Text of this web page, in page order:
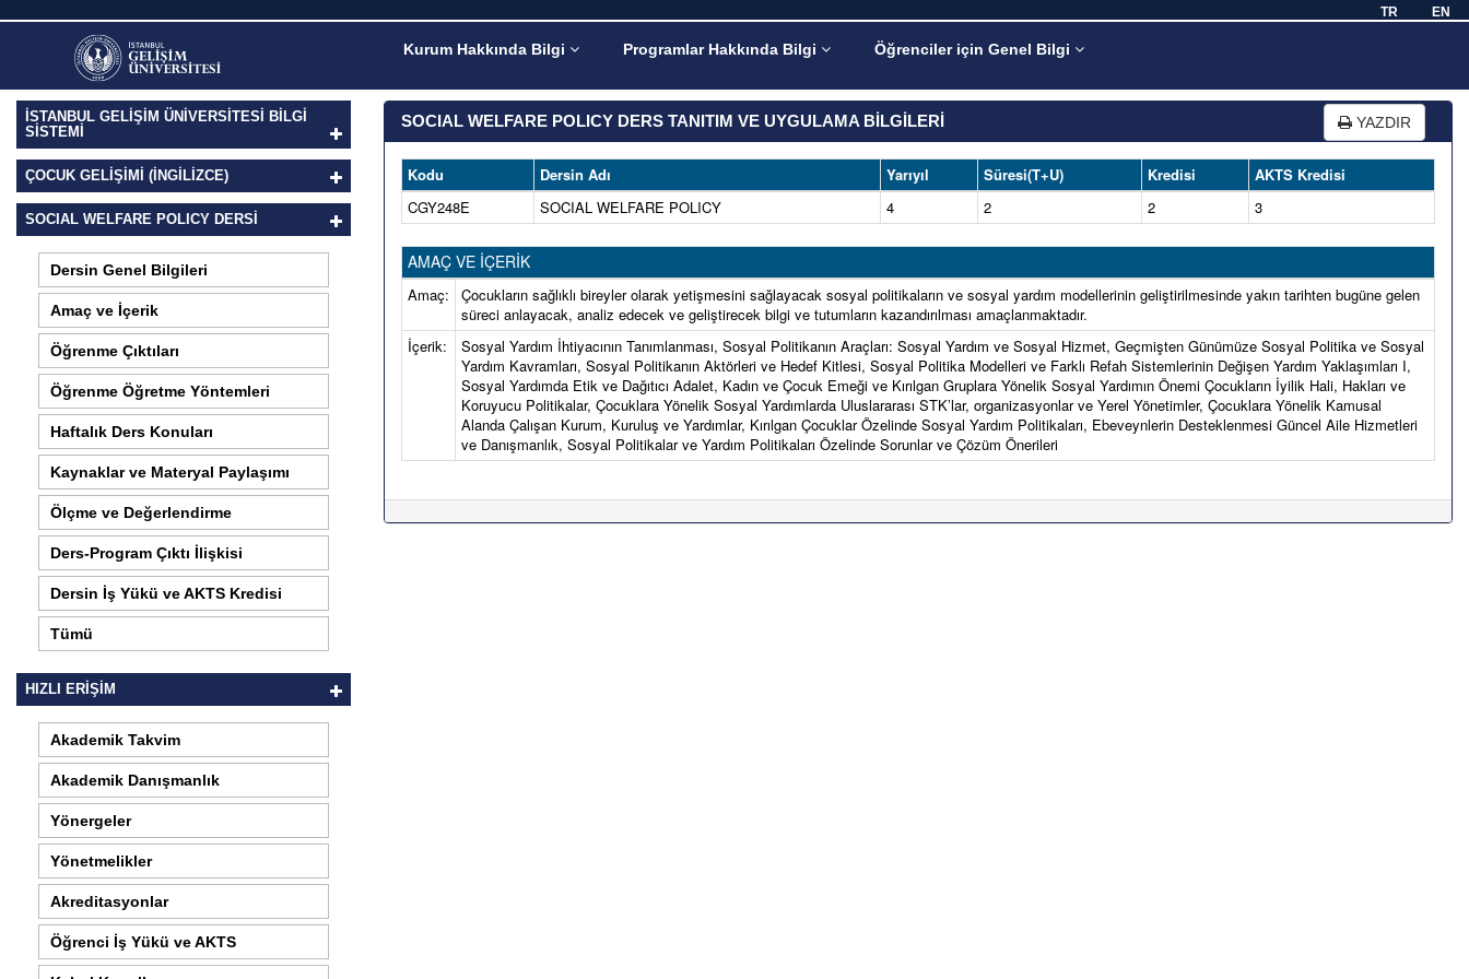
TR EN
Kurum Hakkında Bilgi Programlar Hakkında Bilgi Öğrenciler için Genel Bilgi
YAZDIR
İSTANBUL GELİŞİM ÜNİVERSİTESİ BİLGİ
SİSTEMİ
ÇOCUK GELIŞIMI (İNGILIZCE)
SOCIAL WELFARE POLICY DERSI
Dersin Genel Bilgileri
Amaç ve İçerik
Öğrenme Çıktıları
Öğrenme Öğretme Yöntemleri
Haftalık Ders Konuları
Kaynaklar ve Materyal Paylaşımı
Ölçme ve Değerlendirme
Ders-Program Çıktı İlişkisi
Dersin İş Yükü ve AKTS Kredisi
Tümü
HIZLI ERİŞİM
Akademik Takvim
Akademik Danışmanlık
Yönergeler
Yönetmelikler
Akreditasyonlar
Öğrenci İş Yükü ve AKTS
SOCIAL WELFARE POLICY DERS TANITIM VE UYGULAMA BİLGİLERİ
Kodu Dersin Adı Yarıyıl Süresi(T+U) Kredisi
AKTS Kredisi
CGY248E
SOCIAL WELFARE POLICY 4 2 2 3
AMAÇ VE İÇERİK
Amaç:
Çocukların sağlıklı bireyler olarak yetişmesini sağlayacak sosyal politikaların ve sosyal yardım modellerinin geliştirilmesinde yakın tarihten bugüne gelen
süreci anlayacak, analiz edecek ve geliştirecek bilgi ve tutumların kazandırılması amaçlanmaktadır.
İçerik:
Sosyal Yardım İhtiyacının Tanımlanması, Sosyal Politikanın Araçları: Sosyal Yardım ve Sosyal Hizmet, Geçmişten Günümüze Sosyal Politika ve Sosyal
Yardım Kavramları, Sosyal Politikanın Aktörleri ve Hedef Kitlesi, Sosyal Politika Modelleri ve Farklı Refah Sistemlerinin Değişen Yardım Yaklaşımları I,
Sosyal Yardımda Etik ve Dağıtıcı Adalet, Kadın ve Çocuk Emeği ve Kırılgan Gruplara Yönelik Sosyal Yardımın Önemi Çocukların İyilik Hali, Hakları ve
Koruyucu Politikalar, Çocuklara Yönelik Sosyal Yardımlarda Uluslararası STK’lar, organizasyonlar ve Yerel Yönetimler, Çocuklara Yönelik Kamusal
Alanda Çalışan Kurum, Kuruluş ve Yardımlar, Kırılgan Çocuklar Özelinde Sosyal Yardım Politikaları, Ebeveynlerin Desteklenmesi Güncel Aile Hizmetleri
ve Danışmanlık, Sosyal Politikalar ve Yardım Politikaları Özelinde Sorunlar ve Çözüm Önerileri